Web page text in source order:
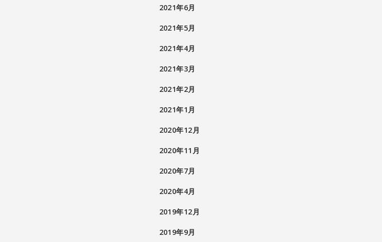
2021年6月
2021年5月
2021年4月
2021年3月
2021年2月
2021年1月
2020年12月
2020年11月
2020年7月
2020年4月
2019年12月
2019年9月